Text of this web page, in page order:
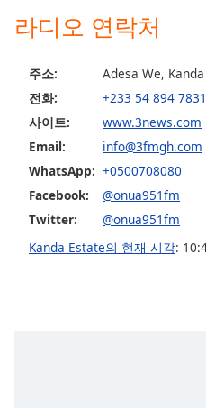
Opacity
Caption
Area
Background
Opacity
Font
라디오 연락처
주소:
Adesa We, Kanda
전화:
+233 54 894 7831
사이트:
www.3news.com
Email:
info@3fmgh.com
WhatsApp: +0500708080
Facebook:
@onua951fm
Twitter:
@onua951fm
Kanda Estate의 현재 시각: